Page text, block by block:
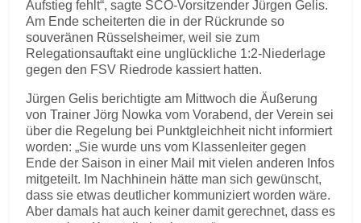
Aufstieg fehlt“, sagte SCO-Vorsitzender Jürgen Gelis.
Am Ende scheiterten die in der Rückrunde so
souveränen Rüsselsheimer, weil sie zum
Relegationsauftakt eine unglückliche 1:2-Niederlage
gegen den FSV Riedrode kassiert hatten.
Jürgen Gelis berichtigte am Mittwoch die Äußerung
von Trainer Jörg Nowka vom Vorabend, der Verein sei
über die Regelung bei Punktgleichheit nicht informiert
worden: „Sie wurde uns vom Klassenleiter gegen
Ende der Saison in einer Mail mit vielen anderen Infos
mitgeteilt. Im Nachhinein hätte man sich gewünscht,
dass sie etwas deutlicher kommuniziert worden wäre.
Aber damals hat auch keiner damit gerechnet, dass es